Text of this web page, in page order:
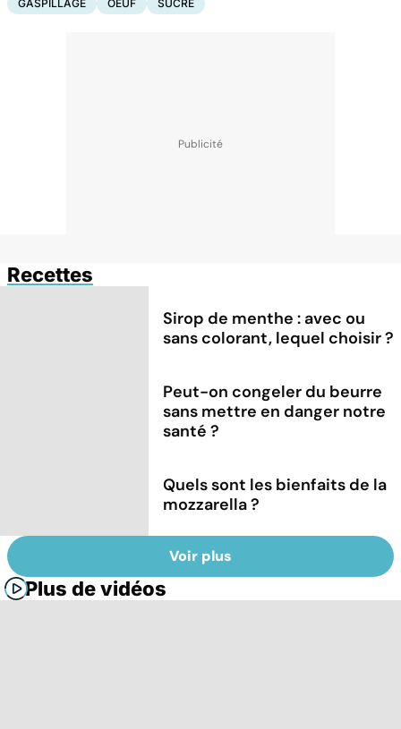
GASPILLAGE OEUF SUCRE
Recettes
Sirop de menthe : avec ou
sans colorant, lequel choisir ?
Peut-on congeler du beurre
sans mettre en danger notre
santé ?
Quels sont les bienfaits de la
mozzarella ?
Voir plus
Plus de vidéos